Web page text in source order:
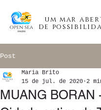
um mar
de
Post
MUANG BORAN
Maria Brito
15 de jul. de 2020 2